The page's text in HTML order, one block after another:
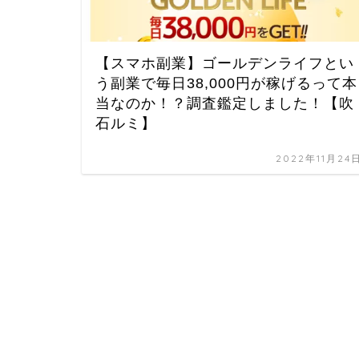
【スマホ副業】ゴールデンライフとい
う副業で毎日38,000円が稼げるって本
当なのか！？調査鑑定しました！【吹
石ルミ】
2022年11月24